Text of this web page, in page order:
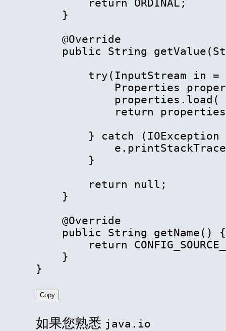
        return ORDINAL;
    }
    @Override
public String
try(InputStream in =
Properties
properties.load(
return
} catch (IOException
        }
        return null;
    }
    @Override
    public String getName() {
return
    }
}
Copy
如果您熟悉 java.io